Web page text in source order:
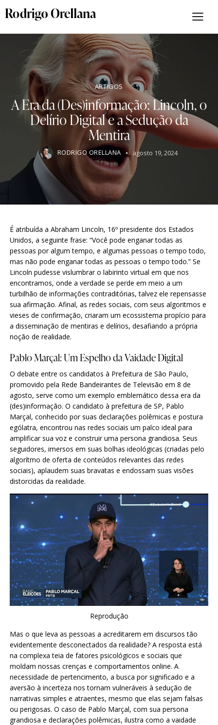
ARTIGOS
A Era da (Des)informação: Lincoln, o
Delírio Digital e a Sedução da
Mentira
RODRIGO ORELLANA agosto 19, 2024
É atribuída a Abraham Lincoln, 16º presidente dos Estados
Unidos, a seguinte frase: “Você pode enganar todas as
pessoas por algum tempo, e algumas pessoas o tempo todo,
mas não pode enganar todas as pessoas o tempo todo.” Se
Lincoln pudesse vislumbrar o labirinto virtual em que nos
encontramos, onde a verdade se perde em meio a um
turbilhão de informações contraditórias, talvez ele repensasse
sua afirmação. Afinal, as redes sociais, com seus algoritmos e
vieses de confirmação, criaram um ecossistema propício para
a disseminação de mentiras e delírios, desafiando a própria
noção de realidade.
Pablo Marçal: Um Espelho da Vaidade Digital
O debate entre os candidatos à Prefeitura de São Paulo,
promovido pela Rede Bandeirantes de Televisão em 8 de
agosto, serve como um exemplo emblemático dessa era da
(des)informação. O candidato à prefeitura de SP, Pablo
Marçal, conhecido por suas declarações polêmicas e postura
ególatra, encontrou nas redes sociais um palco ideal para
amplificar sua voz e construir uma persona grandiosa. Seus
seguidores, imersos em suas bolhas ideológicas (criadas pelo
algorítmo de oferta de conteúdos relevantes das redes
sociais), aplaudem suas bravatas e endossam suas visões
distorcidas da realidade.
Reprodução
Mas o que leva as pessoas a acreditarem em discursos tão
evidentemente desconectados da realidade? A resposta está
na complexa teia de fatores psicológicos e sociais que
moldam nossas crenças e comportamentos online. A
necessidade de pertencimento, a busca por significado e a
aversão à incerteza nos tornam vulneráveis à sedução de
narrativas simples e atraentes, mesmo que elas sejam falsas
ou perigosas. O caso de Pablo Marçal, com sua persona
grandiosa e declarações polêmicas, ilustra como a vaidade